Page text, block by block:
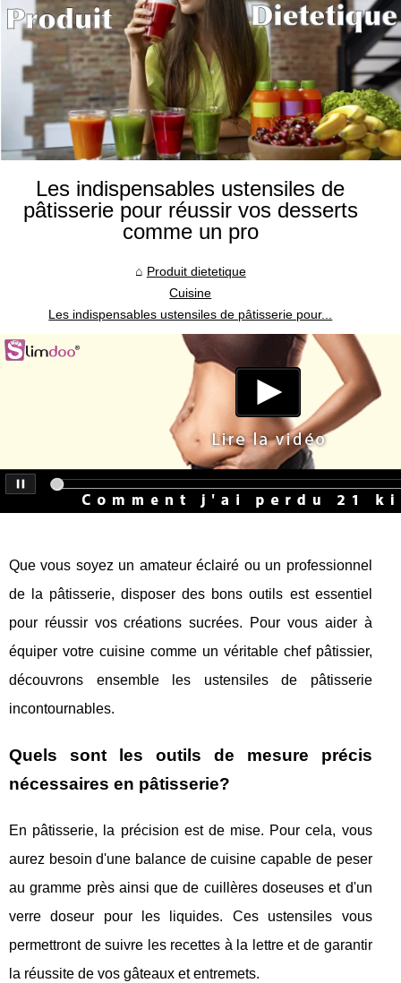
Les indispensables ustensiles de
pâtisserie pour réussir vos desserts
comme un pro
Produit dietetique
Cuisine
Les indispensables ustensiles de pâtisserie pour...
Que vous soyez un amateur éclairé ou un professionnel
de la pâtisserie, disposer des bons outils est essentiel
pour réussir vos créations sucrées. Pour vous aider à
équiper votre cuisine comme un véritable chef pâtissier,
découvrons ensemble les ustensiles de pâtisserie
incontournables.
Quels sont les outils de mesure précis
nécessaires en pâtisserie?
En pâtisserie, la précision est de mise. Pour cela, vous
aurez besoin d'une balance de cuisine capable de peser
au gramme près ainsi que de cuillères doseuses et d'un
verre doseur pour les liquides. Ces ustensiles vous
permettront de suivre les recettes à la lettre et de garantir
la réussite de vos gâteaux et entremets.